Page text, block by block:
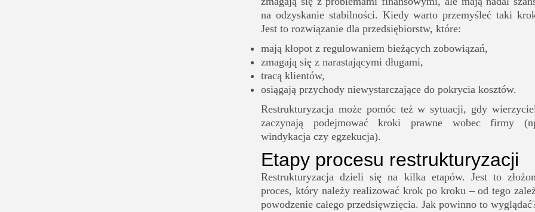
na odzyskanie stabilności. Kiedy warto przemyśleć taki
Jest to rozwiązanie dla przedsiębiorstw, które:
mają kłopot z regulowaniem bieżących zobowiązań,
zmagają się z narastającymi długami,
tracą klientów,
osiągają przychody niewystarczające do pokrycia kosztów.
Restrukturyzacja może pomóc też w sytuacji, gdy
zaczynają podejmować kroki prawne wobec firmy
windykacja czy egzekucja).
Etapy procesu restrukturyzacji
Restrukturyzacja dzieli się na kilka etapów. Jest to
proces, który należy realizować krok po kroku – od tego
powodzenie całego przedsięwzięcia. Jak powinno to